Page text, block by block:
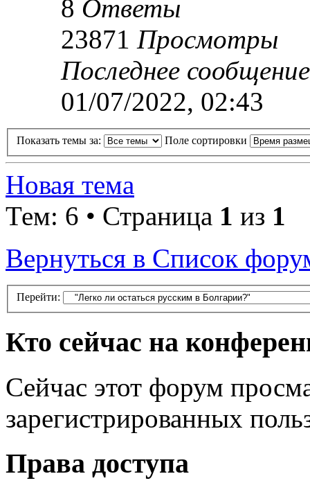
8 Ответы
23871 Просмотры
Последнее
01/07/2022, 02:43
Показать темы за: Поле сортировки
Новая тема
Тем: 6 • Страница 1 из 1
Вернуться в Список
Перейти:
Кто сейчас на
Сейчас этот форум
зарегистрированных
Права доступа